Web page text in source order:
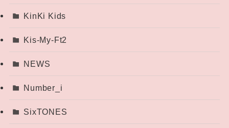
KinKi Kids
Kis-My-Ft2
NEWS
Number_i
SixTONES